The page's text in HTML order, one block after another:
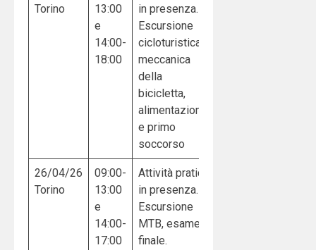
Torino
13:00
e
14:00-
18:00
in presenza.
Escursione
cicloturistica,
meccanica
della
bicicletta,
alimentazione
e primo
soccorso
26/04/26
Torino
09:00-
13:00
e
14:00-
17:00
Attività pratica
in presenza.
Escursione
MTB, esame
finale.